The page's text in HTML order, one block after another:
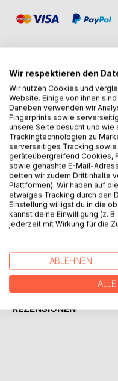
BESCHREIBUNG
Jan, ein pensionierter
Svenja, eine
gebrannte Kinder, die
Die Hürde, welche sich
"Altersunterschied", und
dem Verletztwerden".
https://www.juergen-
PRESSESTIMMEN
REZENSIONEN
Wir respektieren den
Wir nutzen Cookies und
Website. Einige von ihnen
Daneben verwenden wir
Fingerprints sowie
unsere Seite besucht und wie
Trackingtechnologien zu
serverseitiges Tracking
geräteübergreifend Cookies,
sowie gehashte E-Mail-
betten wir zudem Drittinhalte
Plattformen). Wir haben auf
etwaiges Tracking durch den
Einstellung willigst du in die
kannst deine Einwilligung (z.
jederzeit mit Wirkung für die
ABLEHNEN